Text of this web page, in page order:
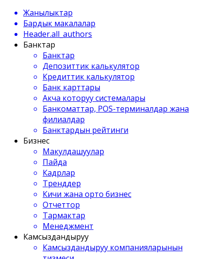
Жанылыктар
Бардык макалалар
Header.all_authors
Банктар
Банктар
Депозиттик калькулятор
Кредиттик калькулятор
Банк карттары
Акча которуу системалары
Банкоматтар, POS-терминалдар жана
филиалдар
Банктардын рейтинги
Бизнес
Макулдашуулар
Пайда
Кадрлар
Тренддер
Кичи жана орто бизнес
Отчеттор
Тармактар
Менеджмент
Камсыздандыруу
Камсыздандыруу компанияларынын